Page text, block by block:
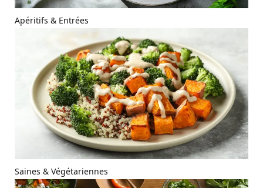
Apéritifs & Entrées
Saines & Végétariennes